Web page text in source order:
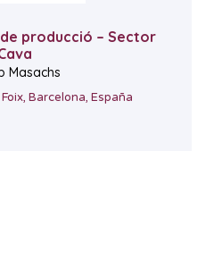
producció – Sector
Masachs
Barcelona, España